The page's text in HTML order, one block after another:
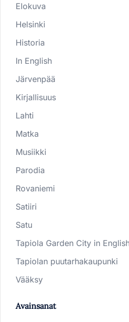
Elokuva
Helsinki
Historia
In English
Järvenpää
Kirjallisuus
Lahti
Matka
Musiikki
Parodia
Rovaniemi
Satiiri
Satu
Tapiola Garden City in
Tapiolan puutarhakaupunki
Vääksy
Avainsanat